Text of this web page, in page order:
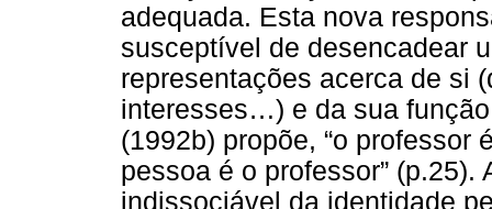
adequada. Esta nova
susceptível de desencadear
representações acerca de si
interesses…) e da sua
(1992b) propõe, “o professor
pessoa é o professor”
indissociável da identidade